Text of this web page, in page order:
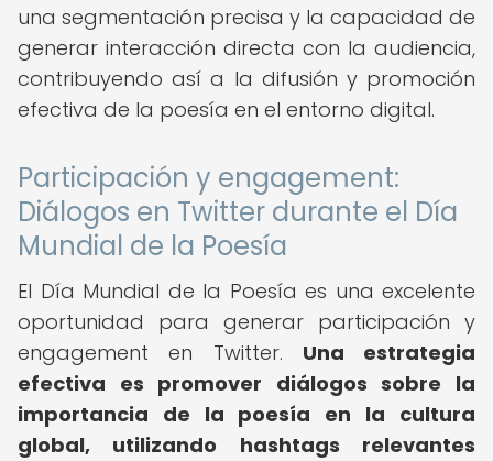
una segmentación precisa y la capacidad de
generar interacción directa con la audiencia,
contribuyendo así a la difusión y promoción
efectiva de la poesía en el entorno digital.
Participación y engagement:
Diálogos en Twitter durante el Día
Mundial de la Poesía
El Día Mundial de la Poesía es una excelente
oportunidad para generar participación y
engagement en Twitter. Una estrategia
efectiva es promover diálogos sobre la
importancia de la poesía en la cultura
global, utilizando hashtags relevantes